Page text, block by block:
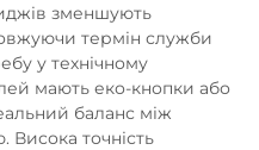
зменшують
термін служби
у технічному
мають еко-кнопки або
баланс між
Висока точність